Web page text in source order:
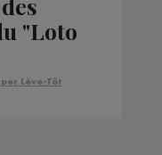
"Loto
Lève-Tôt